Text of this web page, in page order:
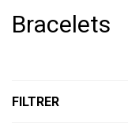
Bracelets
FILTRER